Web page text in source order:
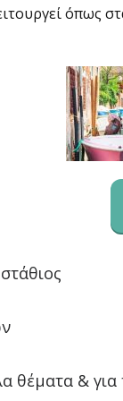
όπως
θέματα & για